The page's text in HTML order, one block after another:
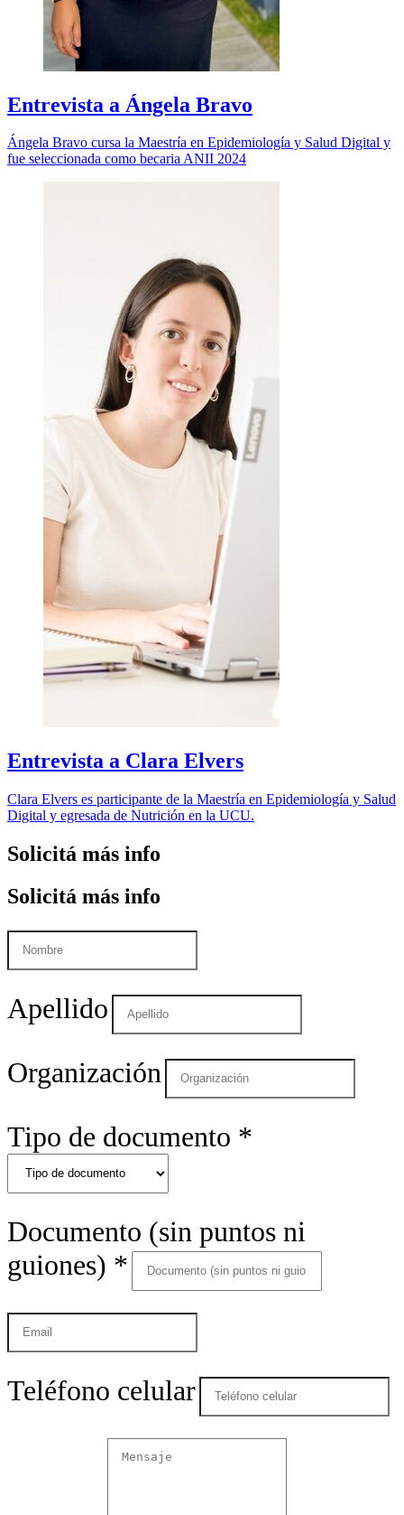
Entrevista a Ángela Bravo
Ángela Bravo cursa la Maestría en Epidemiología y Salud Digital y
fue seleccionada como becaria ANII 2024
Entrevista a Clara Elvers
Clara Elvers es participante de la Maestría en Epidemiología y Salud
Digital y egresada de Nutrición en la UCU.
Solicitá más info
Solicitá más info
Apellido
Organización
Tipo de documento *
Documento (sin puntos ni
guiones) *
Teléfono celular